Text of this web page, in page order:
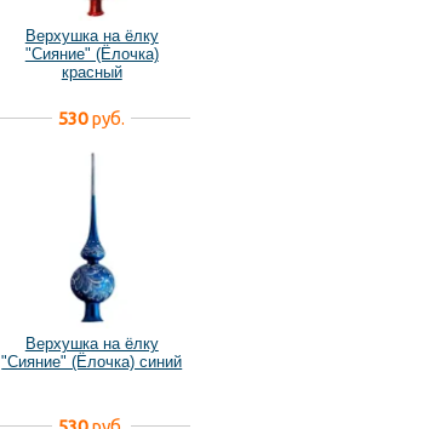
Верхушка на ёлку
"Сияние" (Ёлочка)
красный
530руб.
Верхушка на ёлку
"Сияние" (Ёлочка) синий